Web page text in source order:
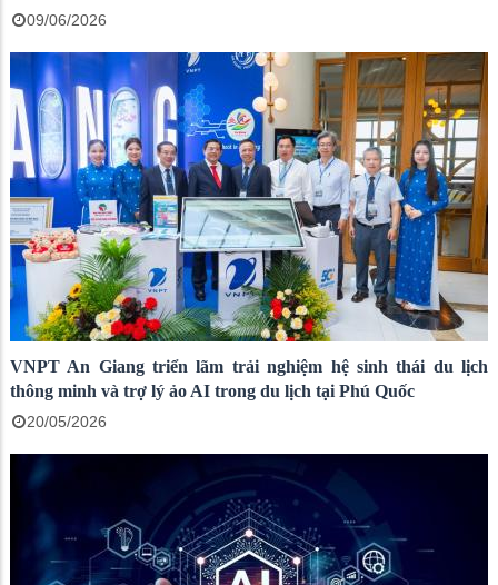
09/06/2026
VNPT An Giang triển lãm trải nghiệm hệ sinh thái du lịch
thông minh và trợ lý ảo AI trong du lịch tại Phú Quốc
20/05/2026